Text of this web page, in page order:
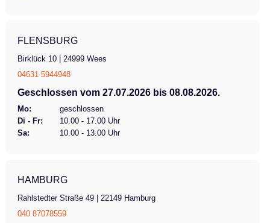
FLENSBURG
Birklück 10 | 24999 Wees
04631 5944948
Geschlossen vom 27.07.2026 bis 08.08.2026.
Mo:
geschlossen
Di - Fr:
10.00 - 17.00 Uhr
Sa:
10.00 - 13.00 Uhr
HAMBURG
Rahlstedter Straße 49 | 22149 Hamburg
040 87078559